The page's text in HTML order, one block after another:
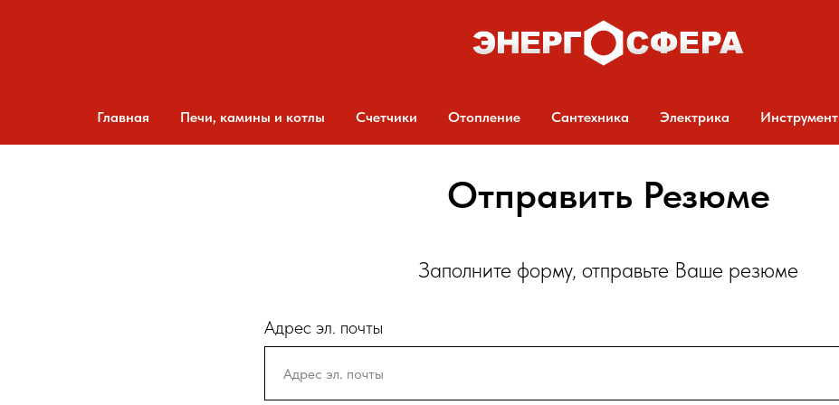
Главная Печи, камины и котлы Счетчики Отопление Сантехника Электрика Инструмент
Отправить Резюме
Заполните форму, отправьте Ваше резюме
Адрес эл. почты